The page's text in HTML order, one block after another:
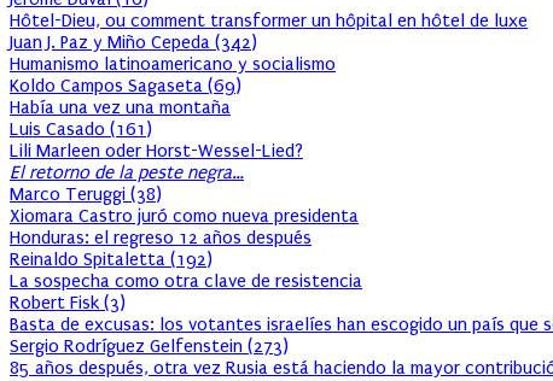
Hôtel-Dieu, ou comment transformer un hôpital en hôtel de luxe
Juan J. Paz y Miño Cepeda (342)
Humanismo latinoamericano y socialismo
Koldo Campos Sagaseta (69)
Había una vez una montaña
Luis Casado (161)
Lili Marleen oder Horst-Wessel-Lied?
El retorno de la peste negra…
Marco Teruggi (38)
Xiomara Castro juró como nueva presidenta
Honduras: el regreso 12 años después
Reinaldo Spitaletta (192)
La sospecha como otra clave de resistencia
Robert Fisk (3)
Basta de excusas: los votantes israelíes han escogido un país que
Sergio Rodríguez Gelfenstein (273)
85 años después, otra vez Rusia está haciendo la mayor